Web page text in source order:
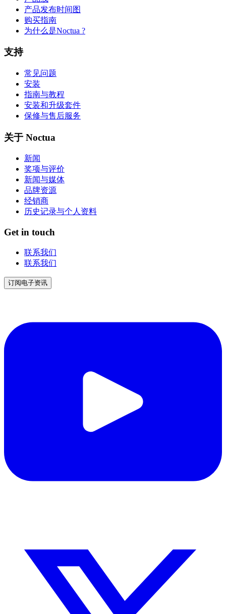
产品发布时间图
购买指南
为什么是Noctua ?
支持
常见问题
安装
指南与教程
安装和升级套件
保修与售后服务
关于 Noctua
新闻
奖项与评价
新闻与媒体
品牌资源
经销商
历史记录与个人资料
Get in touch
联系我们
联系我们
订阅电子资讯